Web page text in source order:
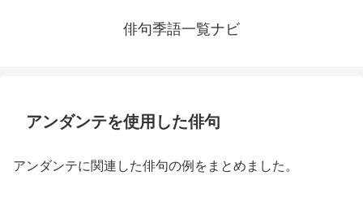
俳句季語一覧ナビ
アンダンテを使用した俳句
アンダンテに関連した俳句の例をまとめました。